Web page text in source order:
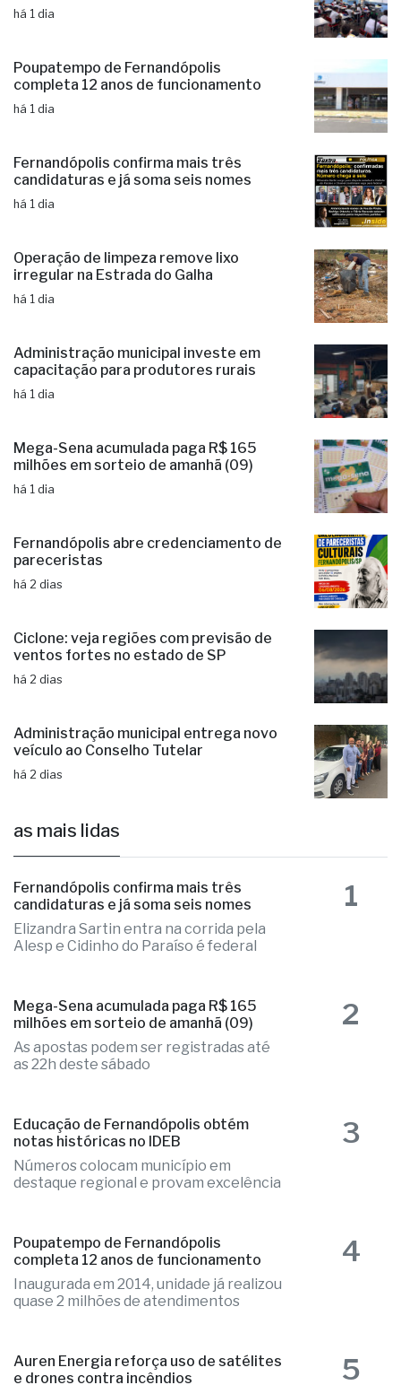
há 1 dia
Poupatempo de Fernandópolis
completa 12 anos de funcionamento
há 1 dia
Fernandópolis confirma mais três
candidaturas e já soma seis nomes
há 1 dia
Operação de limpeza remove lixo
irregular na Estrada do Galha
há 1 dia
Administração municipal investe em
capacitação para produtores rurais
há 1 dia
Mega-Sena acumulada paga R$ 165
milhões em sorteio de amanhã (09)
há 1 dia
Fernandópolis abre credenciamento de
pareceristas
há 2 dias
Ciclone: veja regiões com previsão de
ventos fortes no estado de SP
há 2 dias
Administração municipal entrega novo
veículo ao Conselho Tutelar
há 2 dias
as mais lidas
Fernandópolis confirma mais três
candidaturas e já soma seis nomes
Elizandra Sartin entra na corrida pela
Alesp e Cidinho do Paraíso é federal
1
Mega-Sena acumulada paga R$ 165
milhões em sorteio de amanhã (09)
As apostas podem ser registradas até
as 22h deste sábado
2
Educação de Fernandópolis obtém
notas históricas no IDEB
Números colocam município em
destaque regional e provam excelência
3
Poupatempo de Fernandópolis
completa 12 anos de funcionamento
Inaugurada em 2014, unidade já realizou
quase 2 milhões de atendimentos
4
Auren Energia reforça uso de satélites
e drones contra incêndios
5